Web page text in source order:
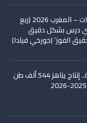
كأس أمم إفريقيا للسيدات – المغرب 2026 (ربع
درس بشكل دقيق
الفوز’ (خورخي فيلدا)
الشمندر السكري بدكالة.. إنتاج يناهز 544 ألف طن